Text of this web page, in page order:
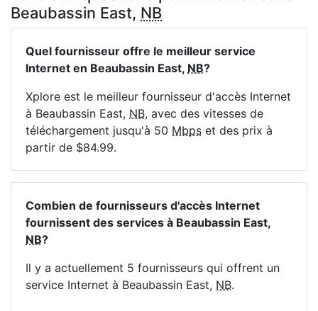
Beaubassin East, NB
Quel fournisseur offre le meilleur service
Internet en Beaubassin East, NB?
Xplore est le meilleur fournisseur d'accès Internet
à Beaubassin East, NB, avec des vitesses de
téléchargement jusqu'à 50 Mbps et des prix à
partir de $84.99.
Combien de fournisseurs d'accès Internet
fournissent des services à Beaubassin East,
NB?
Il y a actuellement 5 fournisseurs qui offrent un
service Internet à Beaubassin East, NB.